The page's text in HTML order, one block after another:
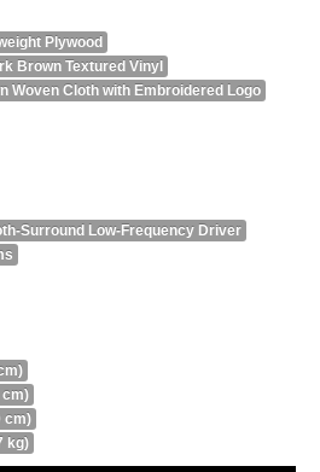
Plywood
Brown Textured Vinyl
Woven Cloth with Embroidered Logo
Surround Low-Frequency Driver
cm)
cm)
kg)